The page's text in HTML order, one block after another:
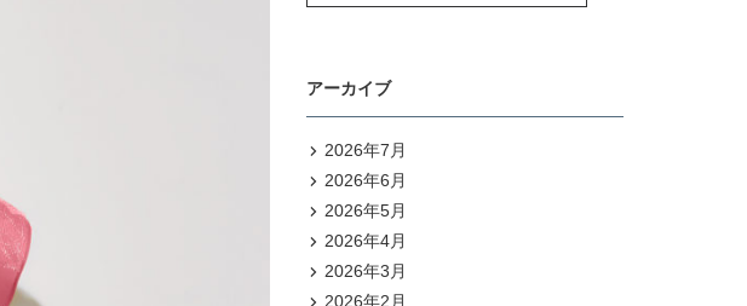
アーカイブ
2026年7月
2026年6月
2026年5月
2026年4月
2026年3月
2026年2月